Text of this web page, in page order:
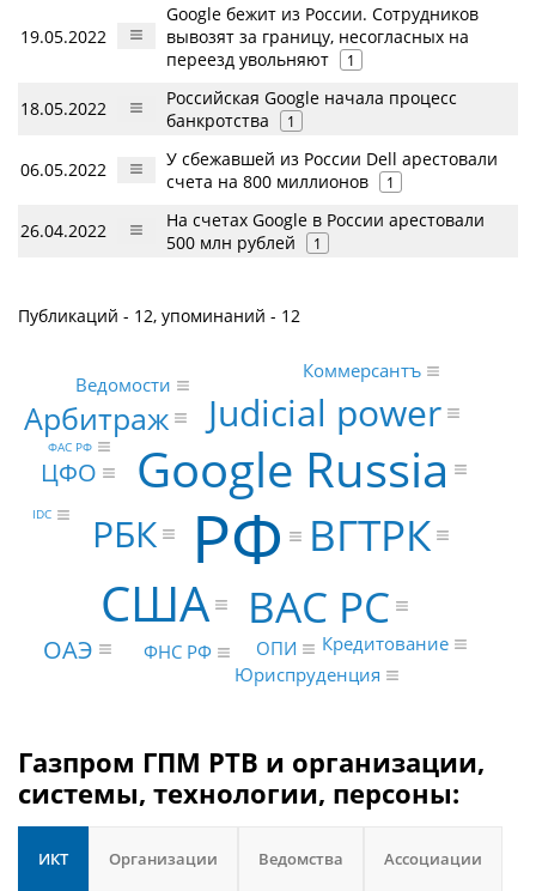
19.05.2022
Google бежит из России. Сотрудников
вывозят за границу, несогласных на
переезд увольняют
1
18.05.2022
Российская Google начала процесс
банкротства
1
06.05.2022
У сбежавшей из России Dell арестовали
счета на 800 миллионов
1
26.04.2022
На счетах Google в России арестовали
500 млн рублей
1
Публикаций - 12, упоминаний - 12
РФ
Google Russia
США ВАС РС
ВГТРК
Judicial power
РБК
Арбитраж
ЦФО
ОАЭ ФНС РФ ОПИ
Кредитование
Юриспруденция
Ведомости
Коммерсантъ
ФАС РФ
IDC
Газпром ГПМ РТВ и организации,
системы, технологии, персоны:
ИКТ Организации Ведомства Ассоциации